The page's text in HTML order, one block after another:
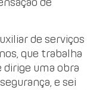
de serviços
que trabalha
dirige uma obra
e sei